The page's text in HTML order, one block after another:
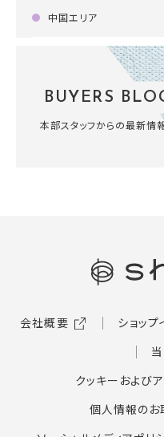
中国エリア
BUYERS
本部スタッフからの最新情
会社概要 ショッ
クッキーおよび
個人情報のお